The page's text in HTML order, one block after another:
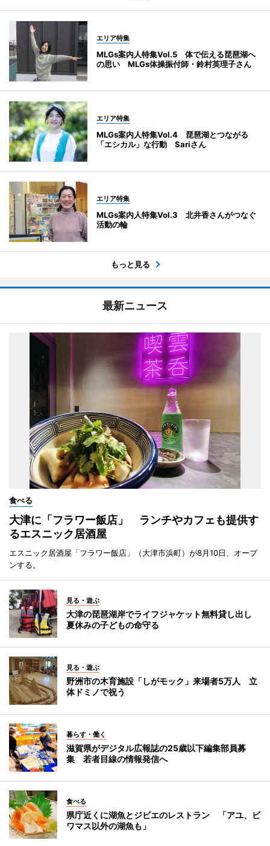
エリア特集
MLGs案内人特集Vol.5 体で伝える琵琶湖へ
の思い MLGs体操振付師・鈴村英理子さん
エリア特集
MLGs案内人特集Vol.4 琵琶湖とつながる
「エシカル」な行動 Sariさん
エリア特集
MLGs案内人特集Vol.3 北井香さんがつなぐ
活動の輪
もっと見る
最新ニュース
食べる
大津に「フラワー飯店」 ランチやカフェも提供す
るエスニック居酒屋
エスニック居酒屋「フラワー飯店」（大津市浜町）が8月10日、オープ
ンする。
見る・遊ぶ
大津の琵琶湖岸でライフジャケット無料貸し出し
夏休みの子どもの命守る
見る・遊ぶ
野洲市の木育施設「しがモック」来場者5万人 立
体ドミノで祝う
暮らす・働く
滋賀県がデジタル広報誌の25歳以下編集部員募
集 若者目線の情報発信へ
食べる
県庁近くに湖魚とジビエのレストラン 「アユ、ビ
ワマス以外の湖魚も」